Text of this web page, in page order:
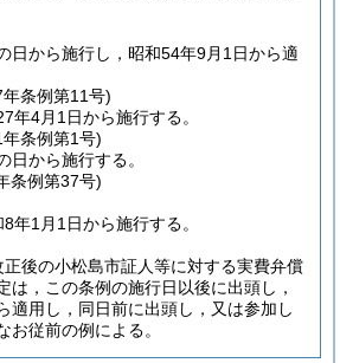
日から施行し，昭和54年9月1日から適
年条例第11号)
年4月1日から施行する。
年条例第1号)
日から施行する。
条例第37号)
年1月1日から施行する。
正後の小松島市証人等に対する実費弁償
は，この条例の施行日以後に出頭し，
適用し，同日前に出頭し，又は参加し
お従前の例による。